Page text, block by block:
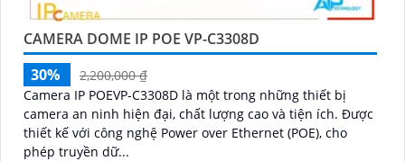
CAMERA DOME IP POE VP-C3308D
30%
2,200,000 ₫
Camera IP POEVP-C3308D là một trong những thiết bị
camera an ninh hiện đại, chất lượng cao và tiện ích. Được
thiết kế với công nghệ Power over Ethernet (POE), cho
phép truyền dữ...